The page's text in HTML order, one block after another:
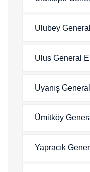
Ulubey
Ulus General
Uyanış
Ümitköy
Yapracık